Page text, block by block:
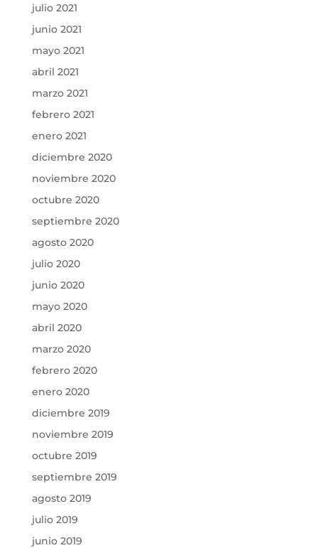
julio 2021
junio 2021
mayo 2021
abril 2021
marzo 2021
febrero 2021
enero 2021
diciembre 2020
noviembre 2020
octubre 2020
septiembre 2020
agosto 2020
julio 2020
junio 2020
mayo 2020
abril 2020
marzo 2020
febrero 2020
enero 2020
diciembre 2019
noviembre 2019
octubre 2019
septiembre 2019
agosto 2019
julio 2019
junio 2019